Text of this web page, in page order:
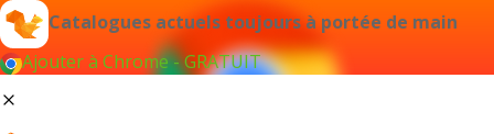
Catalogues actuels toujours à portée de main
Ajouter à Chrome - GRATUIT